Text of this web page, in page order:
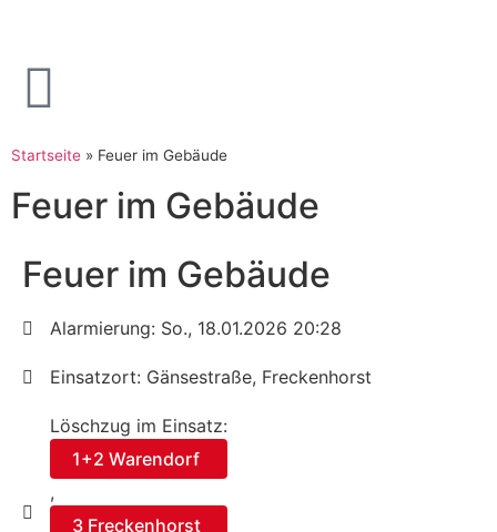
Startseite » Feuer im Gebäude
Feuer im Gebäude
Feuer im Gebäude
Alarmierung: So., 18.01.2026 20:28
Einsatzort: Gänsestraße, Freckenhorst
Löschzug im Einsatz:
1+2 Warendorf
,
3 Freckenhorst